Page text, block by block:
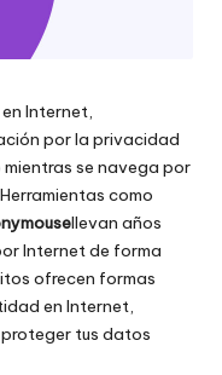
Internet,
por la privacidad
se navega por
como
llevan años
Internet de forma
ofrecen formas
en Internet,
tus datos